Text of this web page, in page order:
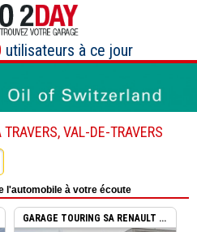
utilisateurs à ce jour
VAL-DE-TRAVERS
l'automobile à votre écoute
GARAGE TOURING SA RENAULT ...